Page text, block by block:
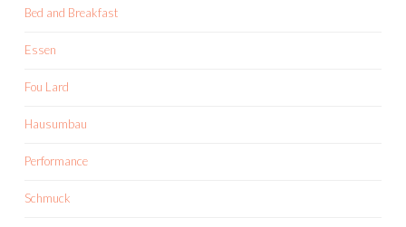
Bed and Breakfast
Essen
Fou Lard
Hausumbau
Performance
Schmuck